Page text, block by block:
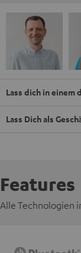
Lass dich in einem
Lass Dich als
Features
Alle Technologien